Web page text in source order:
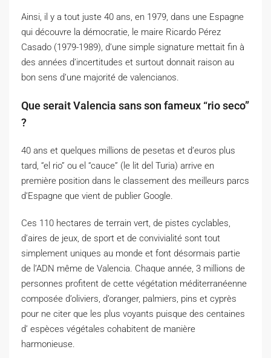
Ainsi, il y a tout juste 40 ans, en 1979, dans une Espagne
qui découvre la démocratie, le maire Ricardo Pérez
Casado (1979-1989), d’une simple signature mettait fin à
des années d’incertitudes et surtout donnait raison au
bon sens d’une majorité de valencianos.
Que serait Valencia sans son fameux “rioseco”
?
40 ans et quelques millions de pesetas et d’euros plus
tard, “el rio” ou el “cauce” (le lit del Turia) arrive en
première position dans le classement des meilleurs parcs
d’Espagne que vient de publier Google.
Ces 110 hectares de terrain vert, de pistes cyclables,
d’aires de jeux, de sport et de convivialité sont tout
simplement uniques au monde et font désormais partie
de l’ADN même de Valencia. Chaque année, 3 millions de
personnes profitent de cette végétation méditerranéenne
composée d’oliviers, d’oranger, palmiers, pins et cyprès
pour ne citer que les plus voyants puisque des centaines
d’ espèces végétales cohabitent de manière
harmonieuse.